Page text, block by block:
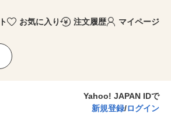
お気に入り 注文履歴 マイページ
Yahoo! JAPAN IDで
新規登録/ログイン